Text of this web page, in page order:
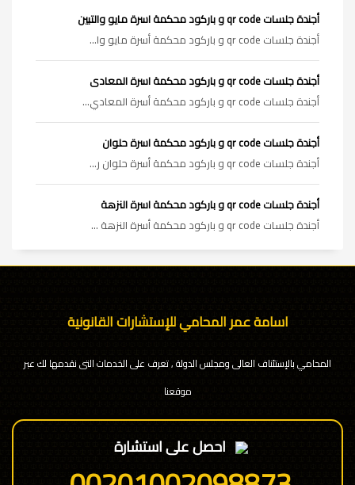
أجندة جلسات qr code و باركود محكمة اسرة مايو والتبين
أجندة جلسات qr code و باركود محكمة أسرة مايو وا...
أجندة جلسات qr code و باركود محكمة اسرة المعادى
أجندة جلسات qr code و باركود محكمة أسرة المعادي...
أجندة جلسات qr code و باركود محكمة اسرة حلوان
أجندة جلسات qr code و باركود محكمة أسرة حلوان ر...
أجندة جلسات qr code و باركود محكمة اسرة النزهة
أجندة جلسات qr code و باركود محكمة أسرة النزهة ...
اسامة عمر المحامي للإستشارات القانونية
المحامي بالإستئناف العالى ومجلس الدولة , تعرف على الخدمات التى نقدمها لك عبر
موقعنا
احصل على استشارة